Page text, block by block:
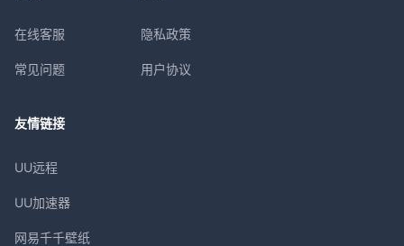
在线客服
常见问题
隐私政策
用户协议
友情链接
UU远程
UU加速器
网易千千壁纸